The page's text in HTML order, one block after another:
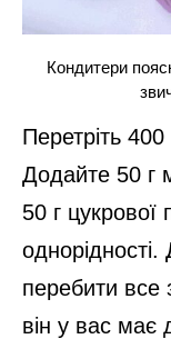
Кондитери
Перетріть
Додайте 50 г
50 г
перебити
він у вас має